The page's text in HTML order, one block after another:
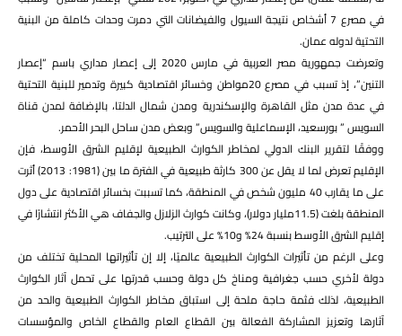
في مصرع 7 أشخاص نتيجة السيول والفيضانات التي دمرت وحدات كاملة من البنية
التحتية لدوله عمان.
وتعرضت جمهورية مصر العربية في مارس 2020 إلى إعصار مداري باسم “إعصار
التنين”، إذ تسبب في مصرع 20مواطن وخسائر اقتصادية كبيرة وتدمير للبنية التحتية
في عدة مدن مثل القاهرة والإسكندرية ومدن شمال الدلتا، بالإضافة لمدن قناة
السويس ” بورسعيد، الإسماعلية والسويس” وبعض مدن ساحل البحر الأحمر.
ووفقًا لتقرير البنك الدولي لمخاطر الكوارث الطبيعية لإقليم الشرق الأوسط، فإن
الإقليم تعرض لما لا يقل عن 300 كارثة طبيعية في الفترة ما بين (1981: 2013) أثرت
على ما يقارب 40 مليون شخص في المنطقة، كما تسببت بخسائر اقتصادية على دول
المنطقة بلغت (11.5مليار دولار)، وكانت كوارث الزلازل والجفاف هي الأكثر انتشارًا في
إقليم الشرق الأوسط بنسبة 24% و10% على الترتيب.
وعلى الرغم من تأثيرات الكوارث الطبيعية عالميًا، إلا إن تأثيراتها المحلية تختلف من
دولة لأخري حسب جغرافية ومناخ كل دولة وحسب قدرتها على تحمل آثار الكوارث
الطبيعية، لذلك فثمة حاجة ملحة إلى استباق مخاطر الكوارث الطبيعية والحد من
آثارها وتعزيز المشاركة الفعالة بين القطاع العام والقطاع الخاص والمؤسسات